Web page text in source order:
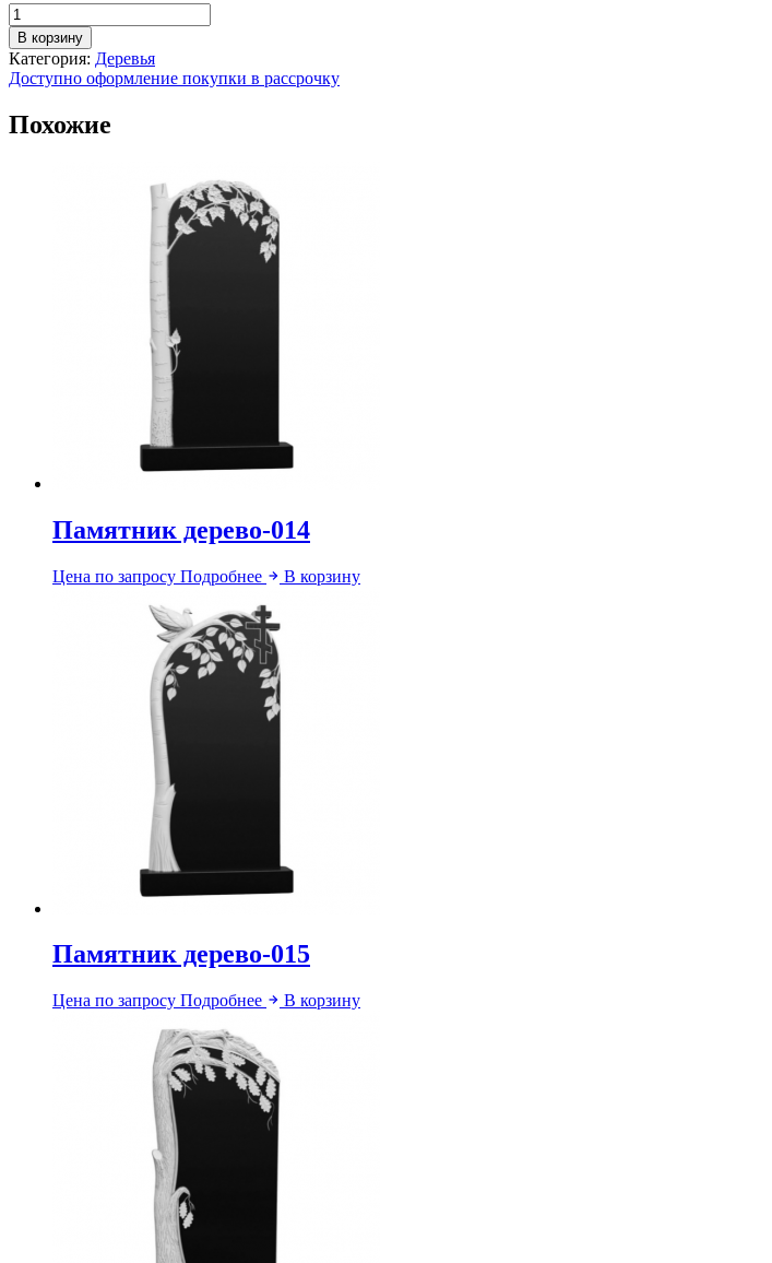
Количество
товара
Памятник
дерево-042
В корзину
Категория: Деревья
Доступно оформление покупки в рассрочку
Похожие
Памятник дерево-014
Цена по запросу Подробнее В корзину
Памятник дерево-015
Цена по запросу Подробнее В корзину